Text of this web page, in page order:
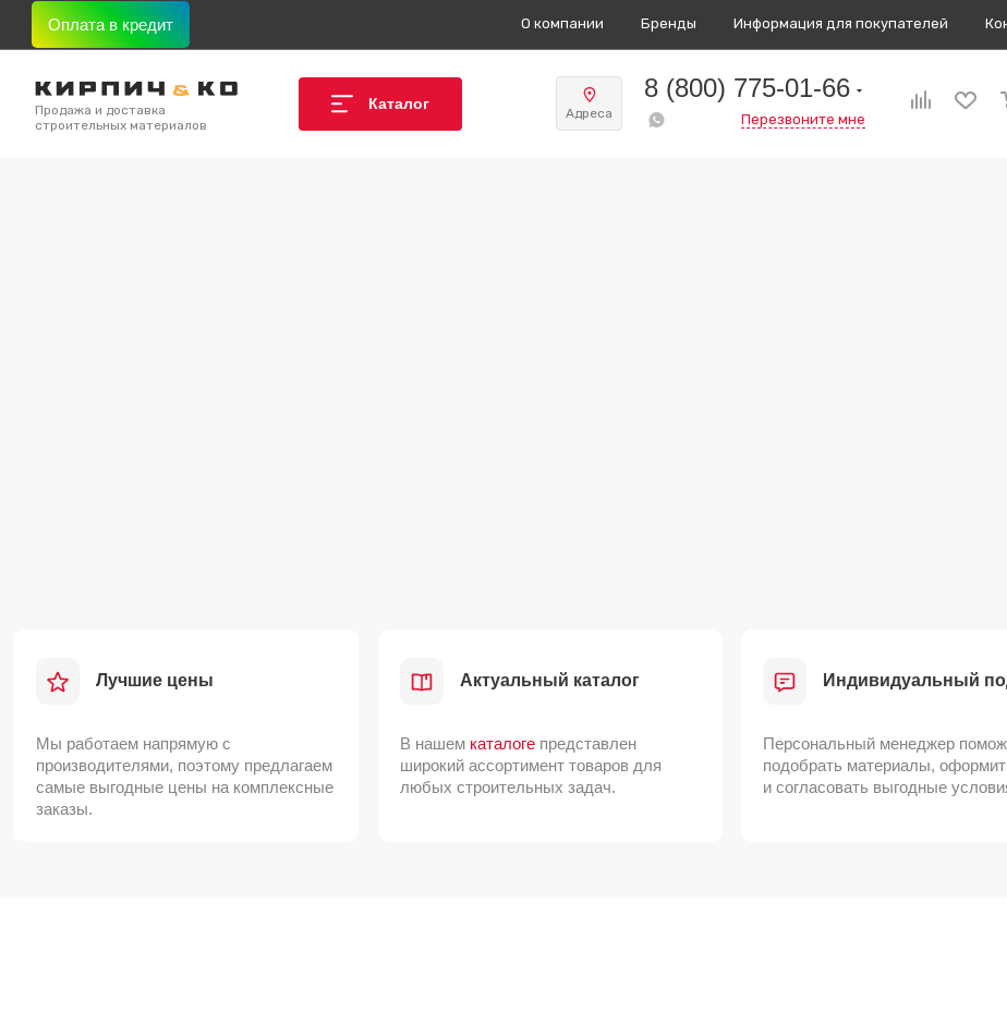
Оплата в кредит О компании Бренды Информация для покупателей
Продажа и доставка
строительных материалов
Каталог
Адреса
8 (800) 775-01-66
Перезвоните мне
Лучшие цены
Мы работаем напрямую с
производителями, поэтому предлагаем
самые выгодные цены на комплексные
заказы.
Актуальный каталог
В нашем каталогепредставлен
широкий ассортимент товаров для
любых строительных задач.
Индивидуальный
Персональный менеджер
подобрать материалы,
и согласовать выгодные